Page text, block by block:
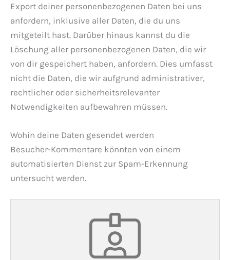
Export deiner personenbezogenen Daten bei uns
anfordern, inklusive aller Daten, die du uns
mitgeteilt hast. Darüber hinaus kannst du die
Löschung aller personenbezogenen Daten, die wir
von dir gespeichert haben, anfordern. Dies umfasst
nicht die Daten, die wir aufgrund administrativer,
rechtlicher oder sicherheitsrelevanter
Notwendigkeiten aufbewahren müssen.
Wohin deine Daten gesendet werden
Besucher-Kommentare könnten von einem
automatisierten Dienst zur Spam-Erkennung
untersucht werden.